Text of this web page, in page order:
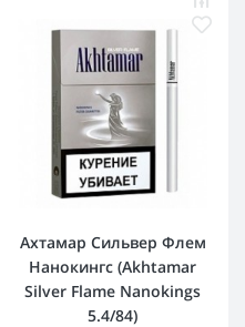
Ахтамар Сильвер Флем
Нанокингс (Akhtamar
Silver Flame Nanokings
5.4/84)